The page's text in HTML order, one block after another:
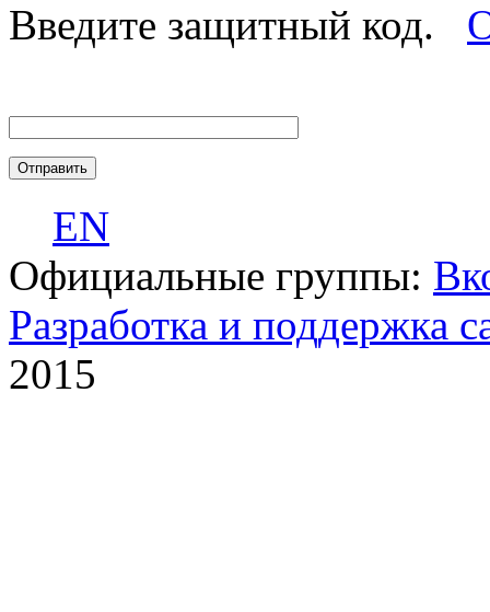
Введите защитный код.
EN
Официальные группы:
Разработка и поддержка
2015